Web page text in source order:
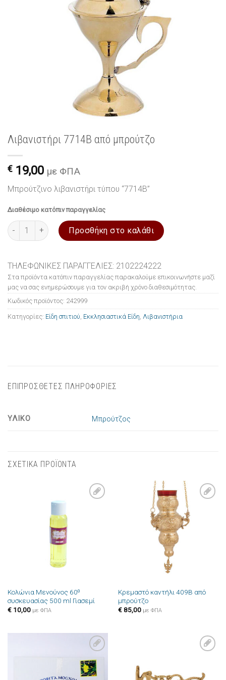
Λιβανιστήρι 7714B από μπρούτζο
€ 19,00 με ΦΠΑ
Μπρούτζινο λιβανιστήρι τύπου “7714B”
Διαθέσιμο κατόπιν παραγγελίας
Λιβανιστήρι 7714B από μπρούτζο ποσότητα
Προσθήκη στο καλάθι
ΤΗΛΕΦΩΝΙΚΕΣ ΠΑΡΑΓΓΕΛΙΕΣ: 2102224222
Στα προϊόντα κατόπιν παραγγελίας παρακαλούμε επικοινωνήστε μαζί
μας να σας ενημερώσουμε για τον ακριβή χρόνο διαθεσιμότητας.
Κωδικός προϊόντος: 242999
Κατηγορίες: Είδη σπιτιού Εκκλησιαστικά Είδη Λιβανιστήρια
ΕΠΙΠΡΟΣΘΕΤΕΣ ΠΛΗΡΟΦΟΡΙΕΣ
ΥΛΙΚΟ Μπρούτζος
ΣΧΕΤΙΚΑ ΠΡΟΪΟΝΤΑ
Κολώνια Μενούνος 60⁰
συσκευασίας 500 ml Γιασεμί
€10,00 με ΦΠΑ
Πρόσθήκη
στην λίστα
επιθυμιών
Κρεμαστό καντήλι 409B από
μπρούτζο
€85,00 με ΦΠΑ
Πρόσθήκη
στην λίστα
επιθυμιών
επιθυμιών